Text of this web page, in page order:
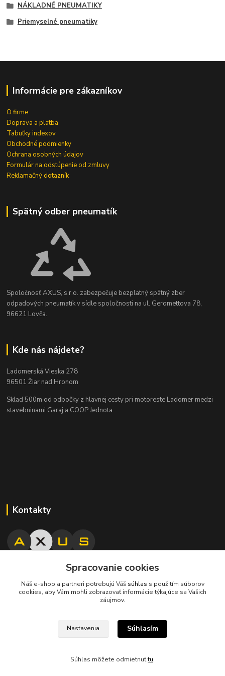
NÁKLADNÉ PNEUMATIKY
Priemyselné pneumatiky
Informácie pre zákazníkov
O firme
Doprava a platba
Tabuľky indexov
Obchodné podmienky
Ochrana osobných údajov
Formulár na odstúpenie od zmluvy
Reklamačný dotazník
Spätný odber pneumatík
Spoločnosť AXUS, s.r.o. zabezpečuje bezplatný spätný zber
odpadových pneumatík v sídle spoločnosti na ul. Geromettova 78,
96621 Lovča.
Kde nás nájdete?
Ladomerská Vieska 278
96501 Žiar nad Hronom
Sklad 500m od odbočky z hlavnej cesty pri motoreste Ladomer medzi
stavebninami Garaj a COOP Jednota
Kontakty
045/671 63 50
axuspneu@gmail.com
Spracovanie cookies
Náš e-shop a partneri potrebujú Váš súhlas s použitím súborov
cookies, aby Vám mohli zobrazovať informácie týkajúce sa Vašich
záujmov.
Nastavenia Súhlasím
Súhlas môžete odmietnuťtu.